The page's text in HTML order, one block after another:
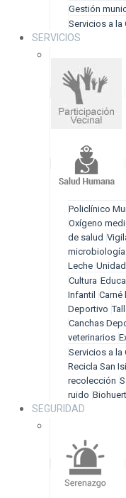
Gestión
Servicios a la
SERVICIOS
Policlínico
Oxígeno
de salud
microbiología
Leche
Cultura
Infantil Carné
Deportivo
Canchas
veterinarios
Servicios a la
Recicla San
recolección
ruido
SEGURIDAD